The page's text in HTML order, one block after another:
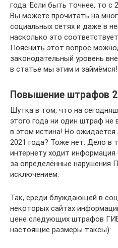
года. Если быть точнее, то с
Вы можете прочитать на
социальных сетях и даже в
насколько это
Пояснить этот вопрос
законодательный уровень
в статье мы этим и займёмся!
Повышение штрафов
Шутка в том, что на
этого года ни один штраф не
в этом истина! Но
2021 года? Тоже нет. Дело в
интернету ходит
за определённые нарушения
исключением.
Так, среди блуждающей в
некоторых сайтах
цене следующих штрафов
настоящие размеры таксы):